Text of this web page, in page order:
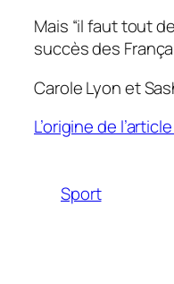
Mais “il faut tout
succès des
Carole Lyon et
L’origine de
Sport